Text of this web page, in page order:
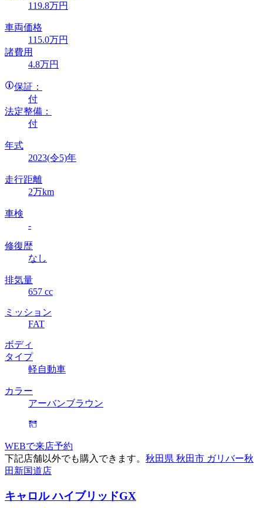
119.8万円
車両価格
115.0万円
諸費用
4.8万円
保証：
付
法定整備：
付
年式
2023(令5)年
走行距離
2万km
車検
-
修復歴
なし
排気量
657 cc
ミッション
FAT
ボディ
タイプ
軽自動車
カラー
アーバンブラウン
WEBで来店予約
下記店舗以外でも購入できます。 秋田県 秋田市 ガリバー秋
田新国道店
キャロル ハイブリッドGX